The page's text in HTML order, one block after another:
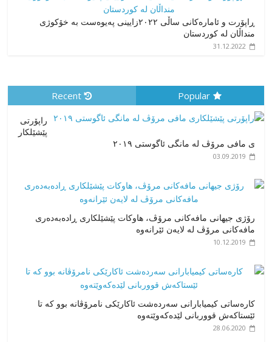
ڕاپۆرت و ئامارەکانی ساڵی ٢٠٢٢زایینی پەیوەست بە خۆکوژی
منداڵان لە کوردستان
31.12.2022
Popular
Recent
راپۆرتی
پێشێلكار
ی مافی مرۆڤ له‌ مانگی ئاگوستی ٢٠١٩
03.09.2019
رۆژی جیهانی مافەکانی مرۆڤ، هاوکات پێشێلکاری ڕادەبەدەری
مافەکانی مرۆڤ لە لایەن ئێرانەوە
10.12.2019
کارەساتی کیمیابارانی سەردەشت ئاکارێکی نامرۆڤانە بوو کە تا
ئێستاکەش قووربانی لێدەکەوێتەوە
28.06.2020